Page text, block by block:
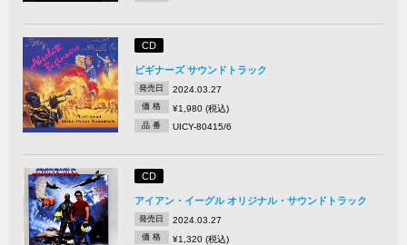
CD
ビギナーズ サウンドトラック
発売日 2024.03.27
価 格 ¥1,980 (税込)
品 番 UICY-80415/6
CD
アイアン・イーグル オリジナル・サウンドトラック
発売日 2024.03.27
価 格 ¥1,320 (税込)